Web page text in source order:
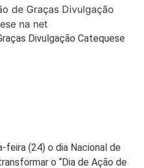
feira (24) o dia Nacional de
o “Dia de Ação de